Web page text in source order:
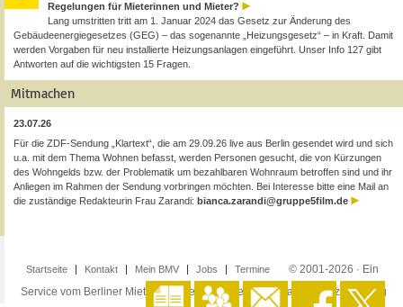
Regelungen für Mieterinnen und Mieter?
Lang umstritten tritt am 1. Januar 2024 das Gesetz zur Änderung des
Gebäudeenergiegesetzes (GEG) – das sogenannte „Heizungsgesetz“ – in Kraft. Damit
werden Vorgaben für neu installierte Heizungsanlagen eingeführt. Unser Info 127 gibt
Antworten auf die wichtigsten 15 Fragen.
Mitmachen
23.07.26
Für die ZDF-Sendung „Klartext“, die am 29.09.26 live aus Berlin gesendet wird und sich
u.a. mit dem Thema Wohnen befasst, werden Personen gesucht, die von Kürzungen
des Wohngelds bzw. der Problematik um bezahlbaren Wohnraum betroffen sind und ihr
Anliegen im Rahmen der Sendung vorbringen möchten. Bei Interesse bitte eine Mail an
die zuständige Redakteurin Frau Zarandi: bianca.zarandi@gruppe5film.de
Startseite Kontakt Mein BMV Jobs Termine
© 2001-2026 · Ein
Service vom Berliner Mieterverein e.V. ·Impressum·Datenschutzerklärung